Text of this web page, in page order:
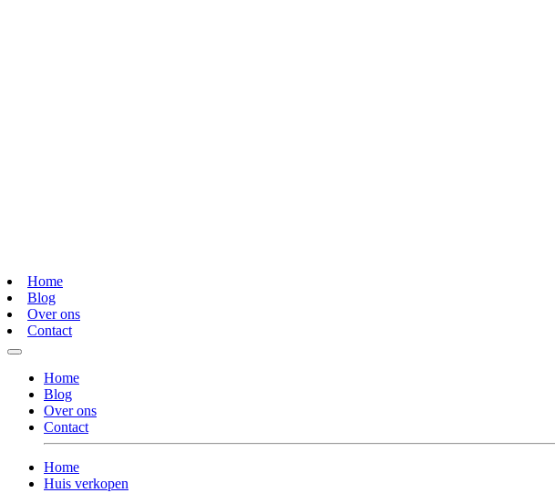
Home
Blog
Over ons
Contact
Home
Blog
Over ons
Contact
Home
Huis verkopen